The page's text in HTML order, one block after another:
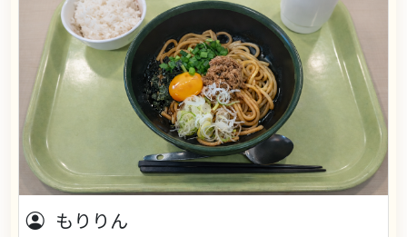
もりりん